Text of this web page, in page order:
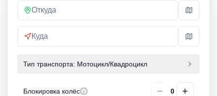
Тип транспорта: Мотоцикл/Квадроцикл
Блокировка колёс 0